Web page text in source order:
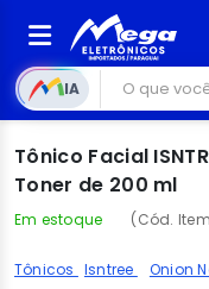
IA
Tônico Facial
Toner de 200 ml
Em estoque (Cód. Item
Tônicos Isntree Onion